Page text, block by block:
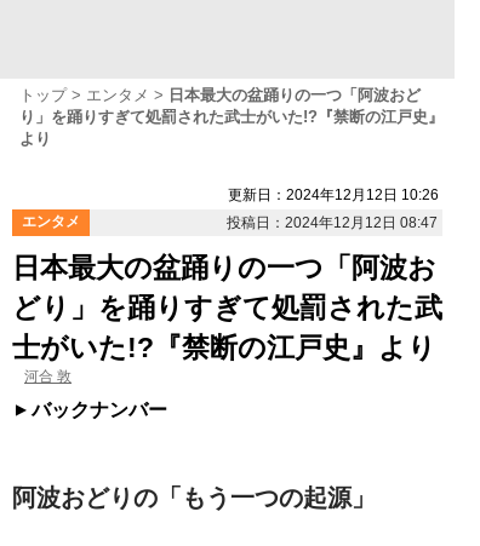
トップ エンタメ
日本最大の盆踊りの一つ「阿波おど
り」を踊りすぎて処罰された武士がいた!?『禁断の江戸史』
より
更新日：2024年12月12日 10:26
エンタメ
投稿日：2024年12月12日 08:47
日本最大の盆踊りの一つ「阿波お
どり」を踊りすぎて処罰された武
士がいた!?『禁断の江戸史』より
河合 敦
バックナンバー
阿波おどりの「もう一つの起源」